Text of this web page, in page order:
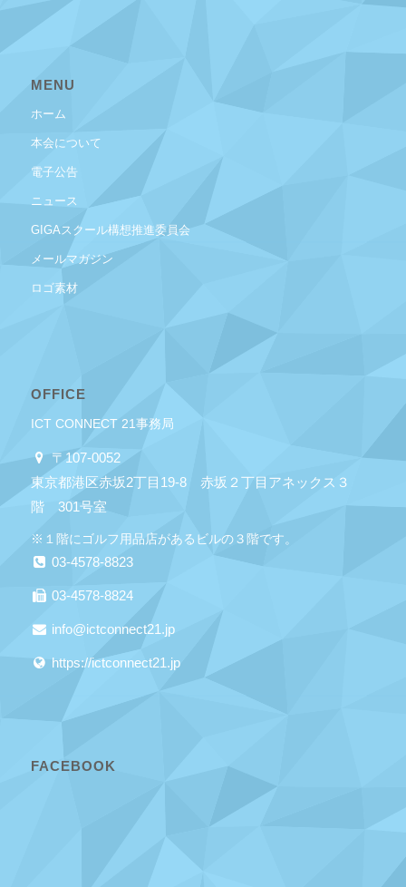
MENU
ホーム
本会について
電子公告
ニュース
GIGAスクール構想推進委員会
メールマガジン
ロゴ素材
OFFICE
ICT CONNECT 21事務局
〒107-0052
東京都港区赤坂2丁目19-8 赤坂２丁目アネックス３
階 301号室
※１階にゴルフ用品店があるビルの３階です。
03-4578-8823
03-4578-8824
info@ictconnect21.jp
https://ictconnect21.jp
FACEBOOK